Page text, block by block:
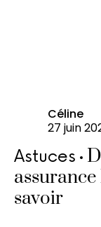
Céline
27 juin
Astuces
savoir